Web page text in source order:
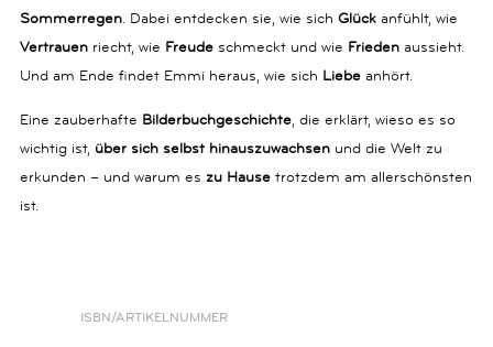
Sommerregen. Dabei entdecken sie, wie sich Glück anfühlt, wie
Vertrauen riecht, wie Freude schmeckt und wie Frieden aussieht.
Und am Ende findet Emmi heraus, wie sich Liebe anhört.
Eine zauberhafte Bilderbuchgeschichte, die erklärt, wieso es so
wichtig ist, über sich selbst hinauszuwachsen und die Welt zu
erkunden – und warum es zu Hause trotzdem am allerschönsten
ist.
ISBN/ARTIKELNUMMER